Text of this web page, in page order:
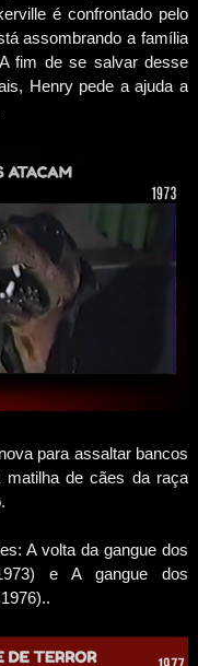
é confrontado pelo
assombrando a família
fim de se salvar desse
Henry pede a ajuda a
para assaltar bancos
de cães da raça
A volta da gangue dos
e A gangue dos